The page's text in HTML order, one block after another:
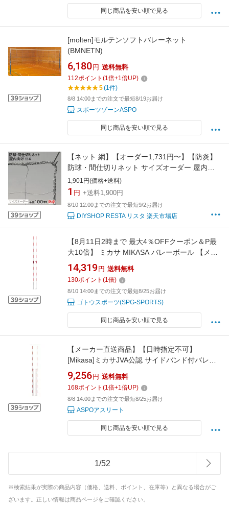
同じ商品を安い順で見る
[molten]モルテンソフトバレーネット
(BMNETN)
6,180 円 送料無料
112ポイント (1倍+1倍UP)
5(1件)
8/8 14:00までの注文で最短8/19お届け
スポーツゾーンASPO
同じ商品を安い順で見る
【ネット 網】【オーダー1,731円〜】【防炎】
防球・間仕切りネット サイズオーダー 屋内向
け 114番 網目100mm 線径2.0mm__ds-114
1,901円(価格+送料)
1 円 +送料1,900円
8/10 12:00までの注文で最短9/2お届け
DIYSHOP RESTA リスタ 楽天市場店
【8月11日2時まで 最大4％OFFクーポン＆P最
大10倍】 ミカサ MIKASA バレーボール 【メー
カー直送品】 インドアバレーボール用アンテナ
学校 体育 授業 クラブ 部活 判定サポート 試合
審判 ACAN200
14,319 円 送料無料
130ポイント (1倍)
8/10 14:00までの注文で最短8/25お届け
ゴトウスポーツ(SPG-SPORTS)
同じ商品を安い順で見る
【メーカー直送商品】【日時指定不可】
[Mikasa]ミカサJVA公認 サイドバンド付バレー
ボール用アンテナ(AC-AN220)
9,256 円 送料無料
168ポイント (1倍+1倍UP)
8/8 14:00までの注文で最短8/25お届け
ASPOアスリート
同じ商品を安い順で見る
1/52
※検索結果が実際の商品内容（価格、送料、ポイント、在庫等）と異なる場合がご
ざいます。正しい情報は商品ページをご確認ください。